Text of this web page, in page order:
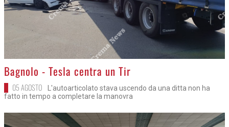
>
Bagnolo - Tesla centra un Tir
05 AGOSTO
L'autoarticolato stava uscendo da una ditta non ha
fatto in tempo a completare la manovra